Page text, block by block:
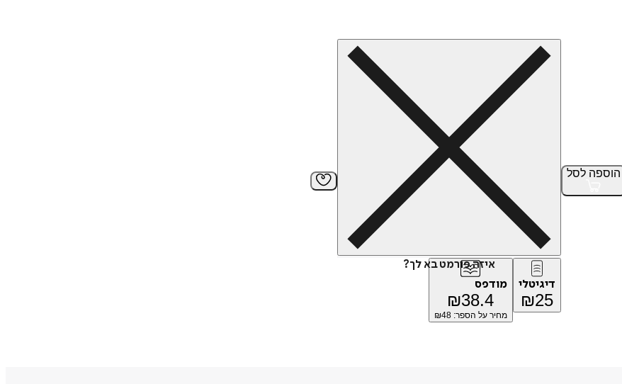
הוספה לסל
איזה פורמט בא לך?
דיגיטלי
₪25
מודפס
₪38.4
מחיר על הספר: ₪48